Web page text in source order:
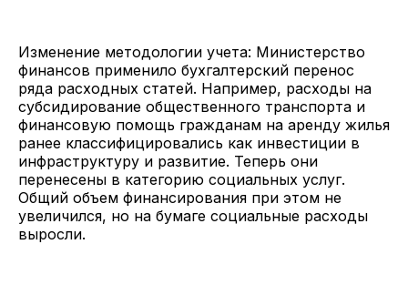
Изменение методологии учета: Министерство
финансов применило бухгалтерский перенос
ряда расходных статей. Например, расходы на
субсидирование общественного транспорта и
финансовую помощь гражданам на аренду жилья
ранее классифицировались как инвестиции в
инфраструктуру и развитие. Теперь они
перенесены в категорию социальных услуг.
Общий объем финансирования при этом не
увеличился, но на бумаге социальные расходы
выросли.